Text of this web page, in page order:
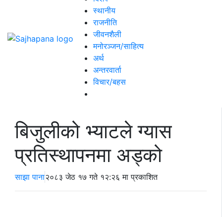
स्थानीय
राजनीति
जीवनशैली
मनोरञ्जन/साहित्य
अर्थ
अन्तरवार्ता
विचार/बहस
बिजुलीको भ्याटले ग्यास
प्रतिस्थापनमा अड्को
साझा पाना२०८३ जेठ १७ गते १२:२६ मा प्रकाशित